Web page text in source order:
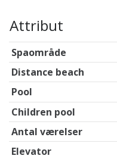
Attribut
Spaområde
Distance beach
Pool
Children pool
Antal værelser
Elevator